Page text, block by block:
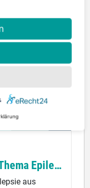
Neue Podcastfolge zum Thema Epilepsie
aus